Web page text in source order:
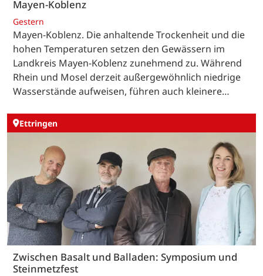
Mayen-Koblenz
Gestern
Mayen-Koblenz. Die anhaltende Trockenheit und die
hohen Temperaturen setzen den Gewässern im
Landkreis Mayen-Koblenz zunehmend zu. Während
Rhein und Mosel derzeit außergewöhnlich niedrige
Wasserstände aufweisen, führen auch kleinere…
Ettringen
Zwischen Basalt und Balladen: Symposium und
Steinmetzfest